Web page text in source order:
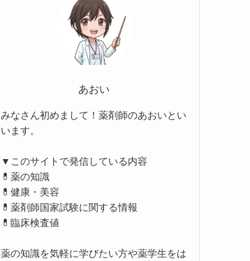
あおい
みなさん初めまして！薬剤師のあおいとい
います。
▼このサイトで発信している内容
💊薬の知識
💊健康・美容
💊薬剤師国家試験に関する情報
💊臨床検査値
薬の知識を気軽に学びたい方や薬学生をは